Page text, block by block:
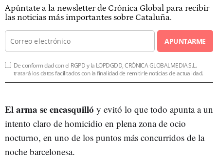
Apúntate a la newsletter de Crónica Global para recibir
las noticias más importantes sobre Cataluña.
APUNTARME
De conformidad con el RGPD y la LOPDGDD, CRÓNICA GLOBALMEDIA S.L.
tratará los datos facilitados con la finalidad de remitirle noticias de actualidad.
El arma se encasquilló y evitó lo que todo apunta a un
intento claro de homicidio en plena zona de ocio
nocturno, en uno de los puntos más concurridos de la
noche barcelonesa.